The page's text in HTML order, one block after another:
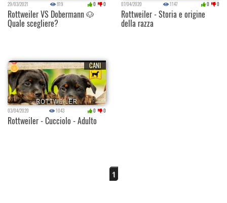
29/03/2021 819 0 0
Rottweiler VS Dobermann 🐶
Quale scegliere?
07/04/2020 1147 0 0
Rottweiler - Storia e origine
della razza
CANI
03/04/2020 1043 0 0
Rottweiler - Cucciolo - Adulto
1